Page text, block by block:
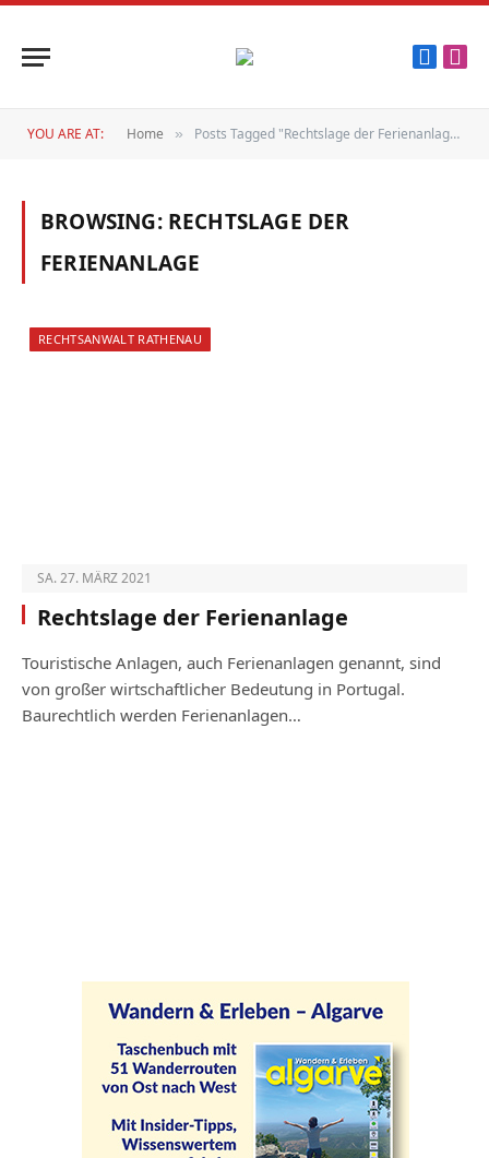
YOU ARE AT: Home » Posts Tagged "Rechtslage der Ferienanlage"
BROWSING: RECHTSLAGE DER
FERIENANLAGE
RECHTSANWALT RATHENAU
SA. 27. MÄRZ 2021
Rechtslage der Ferienanlage
Touristische Anlagen, auch Ferienanlagen genannt, sind
von großer wirtschaftlicher Bedeutung in Portugal.
Baurechtlich werden Ferienanlagen…